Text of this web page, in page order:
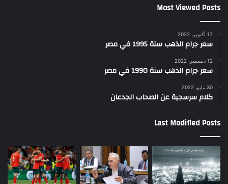
Most Viewed Posts
17 أكتوبر، 2022
سعر جرام الذهب سنة 1995 في مصر
12 ديسمبر، 2022
سعر جرام الذهب سنة 1990 في مصر
30 مايو، 2022
كلام سرسجية عن الصحاب الجدعان
Last Modified Posts